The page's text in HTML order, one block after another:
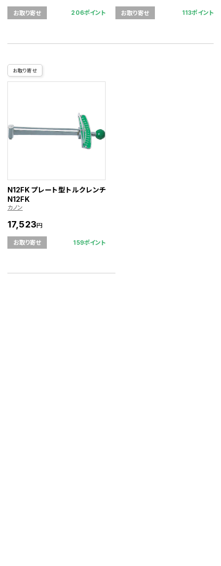
お取り寄せ 206ポイント お取り寄せ 113ポイント
お取り寄せ
N12FK プレート型トルクレンチ
N12FK
カノン
17,523円
お取り寄せ 159ポイント